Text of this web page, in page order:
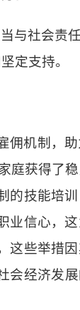
与社会责
定支持。
佣机制，
庭获得了
的技能培
业信心，
这些举措
会经济发